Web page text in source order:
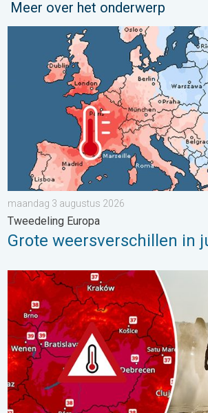
Meer over het onderwerp
Grote weersverschillen in juli.
maandag 3 augustus 2026
Tweedeling Europa
Grote weersverschillen in
Extreme hitte in Oost-Europa. Tot ruim